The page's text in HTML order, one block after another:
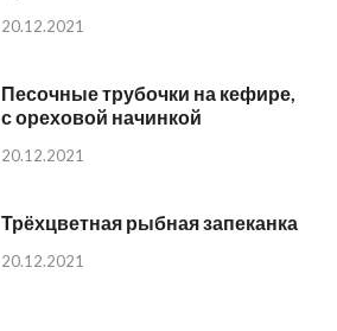
20.12.2021
Песочные трубочки на кефире,
с ореховой начинкой
20.12.2021
Трёхцветная рыбная запеканка
20.12.2021